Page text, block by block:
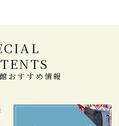
おすすめ情報